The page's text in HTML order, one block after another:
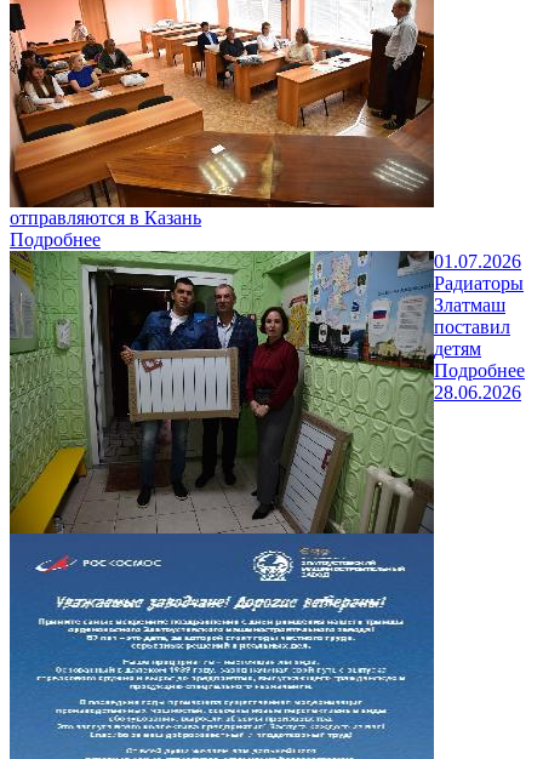
отправляются в Казань
Подробнее
01.07.2026
Радиаторы
Златмаш
поставил
детям
Подробнее
28.06.2026